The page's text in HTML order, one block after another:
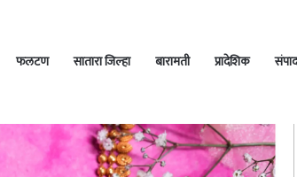
फलटण सातारा जिल्हा बारामती प्रादेशिक